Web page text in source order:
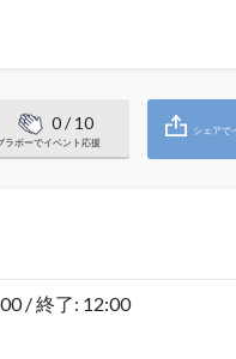
0/ 10
ラボーでイベント応援
シェアで
/ 終了: 12:00